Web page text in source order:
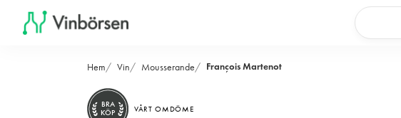
Hem Vin Mousserande François Martenot
BRA
KÖP
VÅRT OMDÖME